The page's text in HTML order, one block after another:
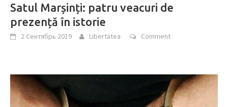
Satul Marșinți: patru veacuri de
prezență în istorie
2 Сентябрь 2019 Libertatea Comment